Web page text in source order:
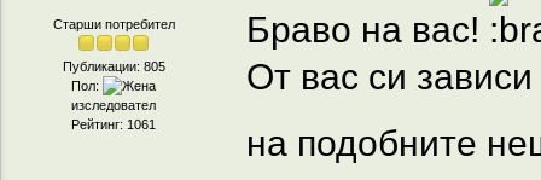
Старши потребител
Публикации: 805
Пол:
изследовател
Рейтинг: 1061
Браво на вас!
От вас си
на подобните